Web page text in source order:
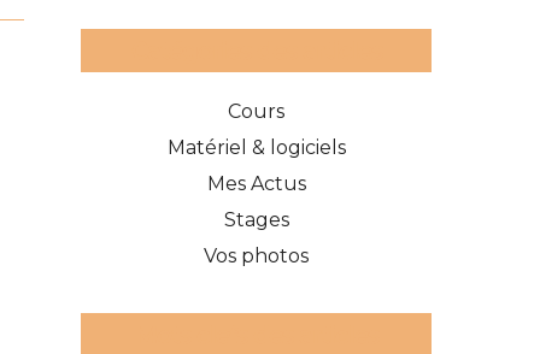
Cours
Matériel & logiciels
Mes Actus
Stages
Vos photos